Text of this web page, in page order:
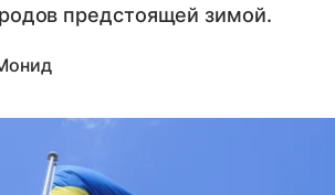
предстоящей зимой.